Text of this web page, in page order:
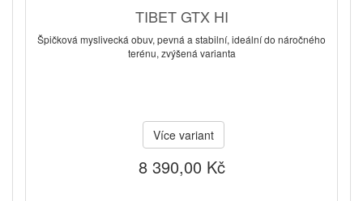
TIBET GTX HI
Špičková myslivecká obuv, pevná a stabilní, ideální do náročného
terénu, zvýšená varianta
Více variant
8 390,00 Kč